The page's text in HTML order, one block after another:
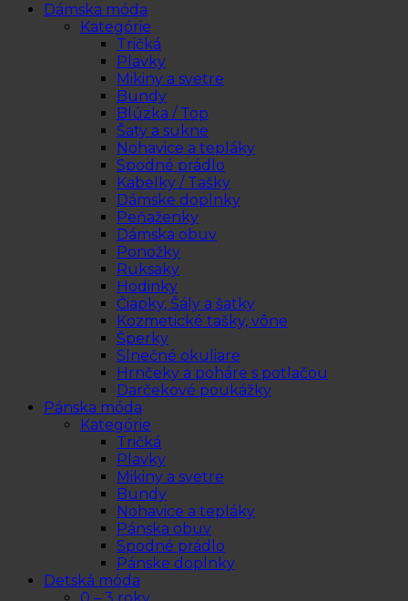
Dámska móda
Kategórie
Tričká
Plavky
Mikiny a svetre
Bundy
Blúzka / Top
Šaty a sukne
Nohavice a tepláky
Spodné prádlo
Kabelky / Tašky
Dámske doplnky
Peňaženky
Dámska obuv
Ponožky
Ruksaky
Hodinky
Čiapky, Šály a šatky
Kozmetické tašky, vône
Šperky
Slnečné okuliare
Hrnčeky a poháre s potlačou
Darčekové poukážky
Pánska móda
Kategórie
Tričká
Plavky
Mikiny a svetre
Bundy
Nohavice a tepláky
Pánska obuv
Spodné prádlo
Pánske doplnky
Detská móda